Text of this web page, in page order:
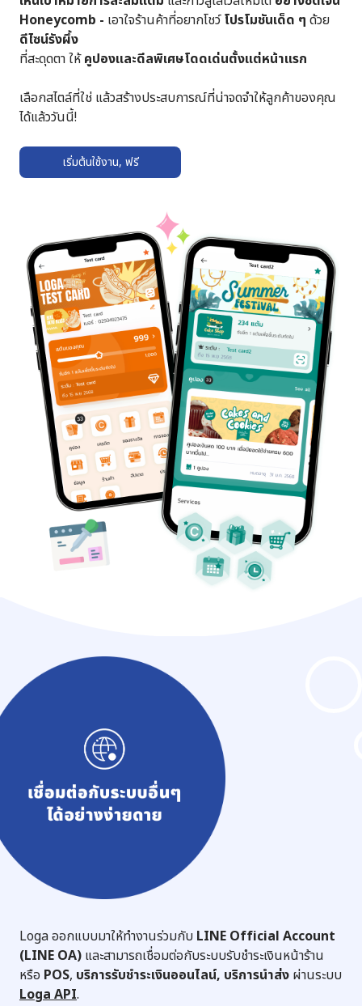
Honeycomb - เอาใจร้านค้าที่อยากโชว์โปรโมชันเด็ด ๆ ด้วย
ดีไซน์รังผึ้ง
ที่สะดุดตา ให้คูปองและดีลพิเศษโดดเด่นตั้งแต่หน้าแรก
เลือกสไตล์ที่ใช่ แล้วสร้างประสบการณ์ที่น่าจดจำให้ลูกค้าของคุณ
ได้แล้ววันนี้!
เริ่มต้นใช้งาน, ฟรี➔
Loga ออกแบบมาให้ทำงานร่วมกับ LINE Official Account
(LINE OA) และสามารถเชื่อมต่อกับระบบรับชำระเงินหน้าร้าน
หรือ POS, บริการรับชำระเงินออนไลน์, บริการนำส่ง ผ่านระบบ
Loga API.